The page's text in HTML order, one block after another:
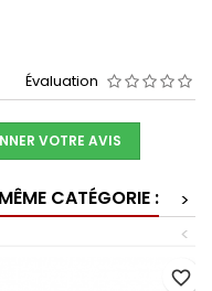
Évaluation
VOTRE AVIS
CATÉGORIE :
>
<
favorite_border